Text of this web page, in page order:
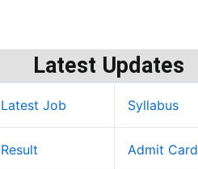
Latest Updates
Latest Job Syllabus
Result Admit Card